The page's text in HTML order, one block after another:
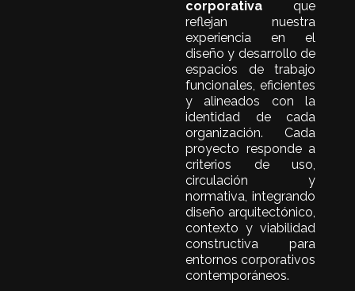
arquitectura
corporativa
que
reflejan nuestra
experiencia en el
diseño y desarrollo de
espacios de trabajo
funcionales, eficientes
y alineados con la
identidad de cada
organización. Cada
proyecto responde a
criterios de uso,
circulación y
normativa, integrando
diseño arquitectónico,
contexto y viabilidad
constructiva para
entornos corporativos